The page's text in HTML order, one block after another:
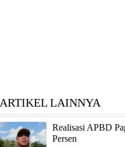
ARTIKEL LAINNYA
Realisasi APBD
Persen